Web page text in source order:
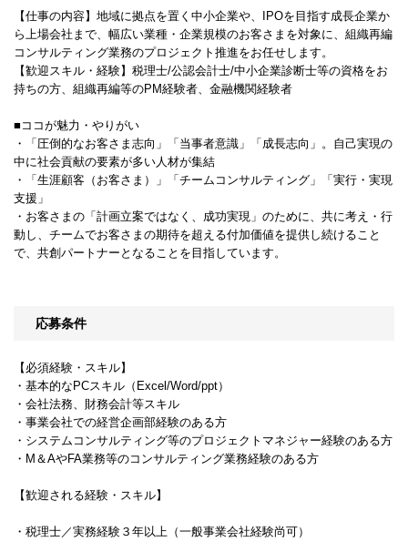
【仕事の内容】地域に拠点を置く中小企業や、IPOを目指す成長企業か
ら上場会社まで、幅広い業種・企業規模のお客さまを対象に、組織再編
コンサルティング業務のプロジェクト推進をお任せします。
【歓迎スキル・経験】税理士/公認会計士/中小企業診断士等の資格をお
持ちの方、組織再編等のPM経験者、金融機関経験者
■ココが魅力・やりがい
・「圧倒的なお客さま志向」「当事者意識」「成長志向」。自己実現の
中に社会貢献の要素が多い人材が集結
・「生涯顧客（お客さま）」「チームコンサルティング」「実行・実現
支援」
・お客さまの「計画立案ではなく、成功実現」のために、共に考え・行
動し、チームでお客さまの期待を超える付加価値を提供し続けること
で、共創パートナーとなることを目指しています。
応募条件
【必須経験・スキル】
・基本的なPCスキル（Excel/Word/ppt）
・会社法務、財務会計等スキル
・事業会社での経営企画部経験のある方
・システムコンサルティング等のプロジェクトマネジャー経験のある方
・M＆AやFA業務等のコンサルティング業務経験のある方
【歓迎される経験・スキル】
・税理士／実務経験３年以上（一般事業会社経験尚可）